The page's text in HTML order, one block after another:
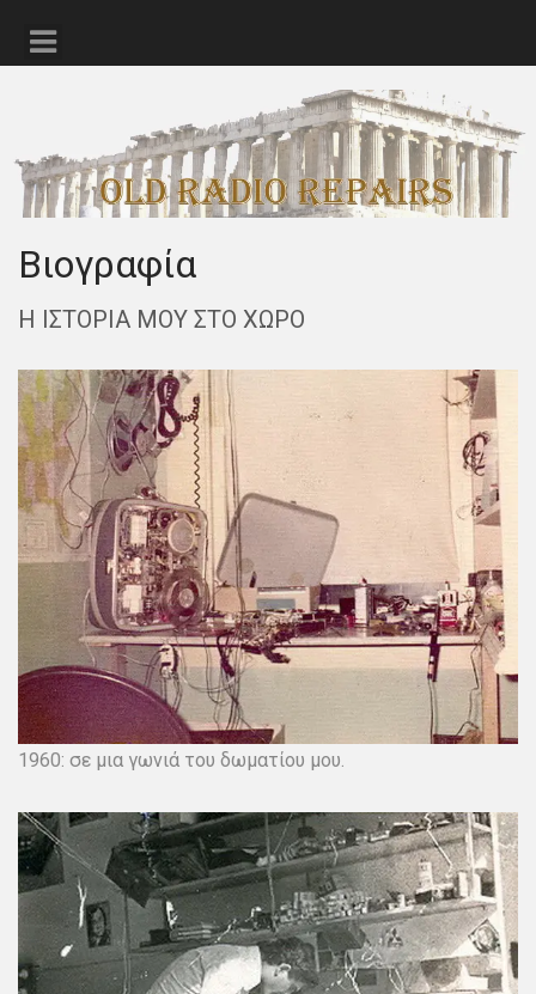
Βιογραφία
Η ΙΣΤΟΡΙΑ ΜΟΥ ΣΤΟ ΧΩΡΟ
1960: σε μια γωνιά του δωματίου μου.